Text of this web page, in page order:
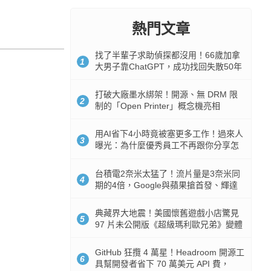
熱門文章
1
找了半輩子求助偵探都沒用！66歲加拿
大男子靠ChatGPT，成功找回失散50年
2
打破大廠墨水綁架！開源、無 DRM 限
制的「Open Printer」概念機亮相
3
用AI省下4小時竟被塞更多工作！過來人
曝光：為什麼優秀員工不再跟你分享怎
4
台積電2奈米太猛了！流片量是3奈米同
期的4倍，Google與蘋果搶首發、輝達
5
典藏界大地震！美國懷舊遊戲小店驚見
97 片未公開版《超級瑪利歐兄弟》變體
6
GitHub 狂攬 4 萬星！Headroom 開源工
具幫開發者省下 70 萬美元 API 費，